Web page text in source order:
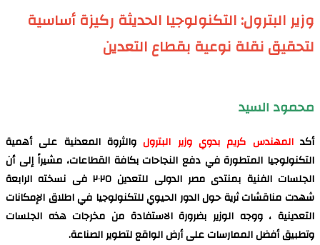
وزير البترول: التكنولوجيا الحديثة ركيزة أساسية
لتحقيق نقلة نوعية بقطاع التعدين
محمود السيد
أكدالمهندس كريم بدوي وزير البترولوالثروة المعدنية على أهمية
التكنولوجيا المتطورة في دفع النجاحات بكافة القطاعات، مشيراً إلى أن
الجلسات الفنية بمنتدى مصر الدولى للتعدين ٢٠٢٥ فى نسخته الرابعة
شهدت مناقشات ثرية حول الدور الحيوي للتكنولوجيا في اطلاق الإمكانات
التعدينية ، ووجه الوزير بضرورة الاستفادة من مخرجات هذه الجلسات
وتطبيق أفضل الممارسات على أرض الواقع لتطوير الصناعة.